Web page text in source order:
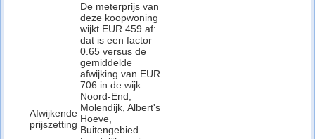
Afwijkende
prijszetting
De meterprijs van
deze koopwoning
wijkt EUR 459 af:
dat is een factor
0.65 versus de
gemiddelde
afwijking van EUR
706 in de wijk
Noord-End,
Molendijk, Albert's
Hoeve,
Buitengebied.